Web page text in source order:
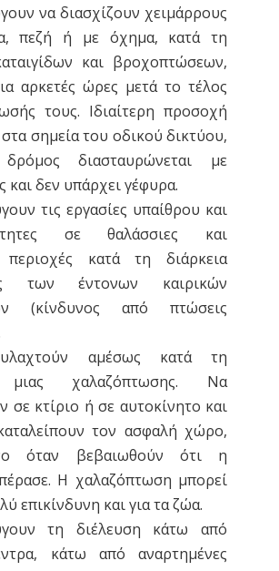
να διασχίζουν χειμάρρους
πεζή ή με όχημα, κατά τη
και βροχοπτώσεων,
αρκετές ώρες μετά το τέλος
τους. Ιδιαίτερη προσοχή
στα σημεία του οδικού δικτύου,
διασταυρώνεται με
και δεν υπάρχει γέφυρα.
τις εργασίες υπαίθρου και
σε θαλάσσιες και
περιοχές κατά τη διάρκεια
των έντονων καιρικών
(κίνδυνος από πτώσεις
αμέσως κατά τη
μιας χαλαζόπτωσης. Να
σε κτίριο ή σε αυτοκίνητο και
τον ασφαλή χώρο,
όταν βεβαιωθούν ότι η
πέρασε. Η χαλαζόπτωση μπορεί
επικίνδυνη και για τα ζώα.
τη διέλευση κάτω από
κάτω από αναρτημένες